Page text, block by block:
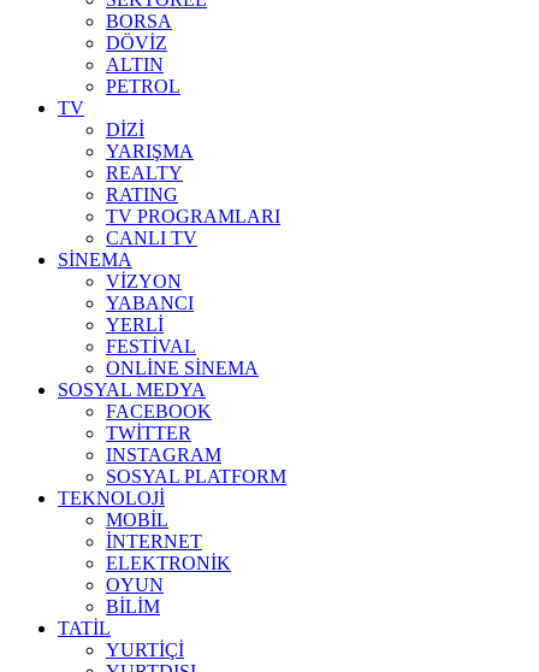
BORSA
DÖVİZ
ALTIN
PETROL
TV
DİZİ
YARIŞMA
REALTY
RATING
TV PROGRAMLARI
CANLI TV
SİNEMA
VİZYON
YABANCI
YERLİ
FESTİVAL
ONLİNE SİNEMA
SOSYAL MEDYA
FACEBOOK
TWİTTER
INSTAGRAM
SOSYAL PLATFORM
TEKNOLOJİ
MOBİL
İNTERNET
ELEKTRONİK
OYUN
BİLİM
TATİL
YURTİÇİ